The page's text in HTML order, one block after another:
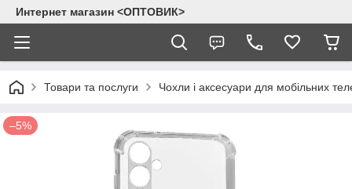
Интернет магазин <ОПТОВИК>
Товари та послуги Чохли і аксесуари для мобільних
–5%